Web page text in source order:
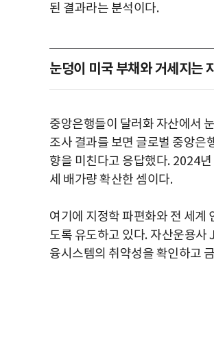
된 결과라는 분석이다.
눈덩이 미국 부채와 거세지는
중앙은행들이 달러화 자산에서
조사 결과를 보면 글로벌 중앙은
향을 미친다고 응답했다. 2024
세 배가량 확산한 셈이다.
여기에 지정학 파편화와 전 세계
도록 유도하고 있다. 자산운용사
융시스템의 취약성을 확인하고